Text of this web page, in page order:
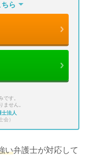
ら
す。
ません。
法人
会）
い弁護士が対応して